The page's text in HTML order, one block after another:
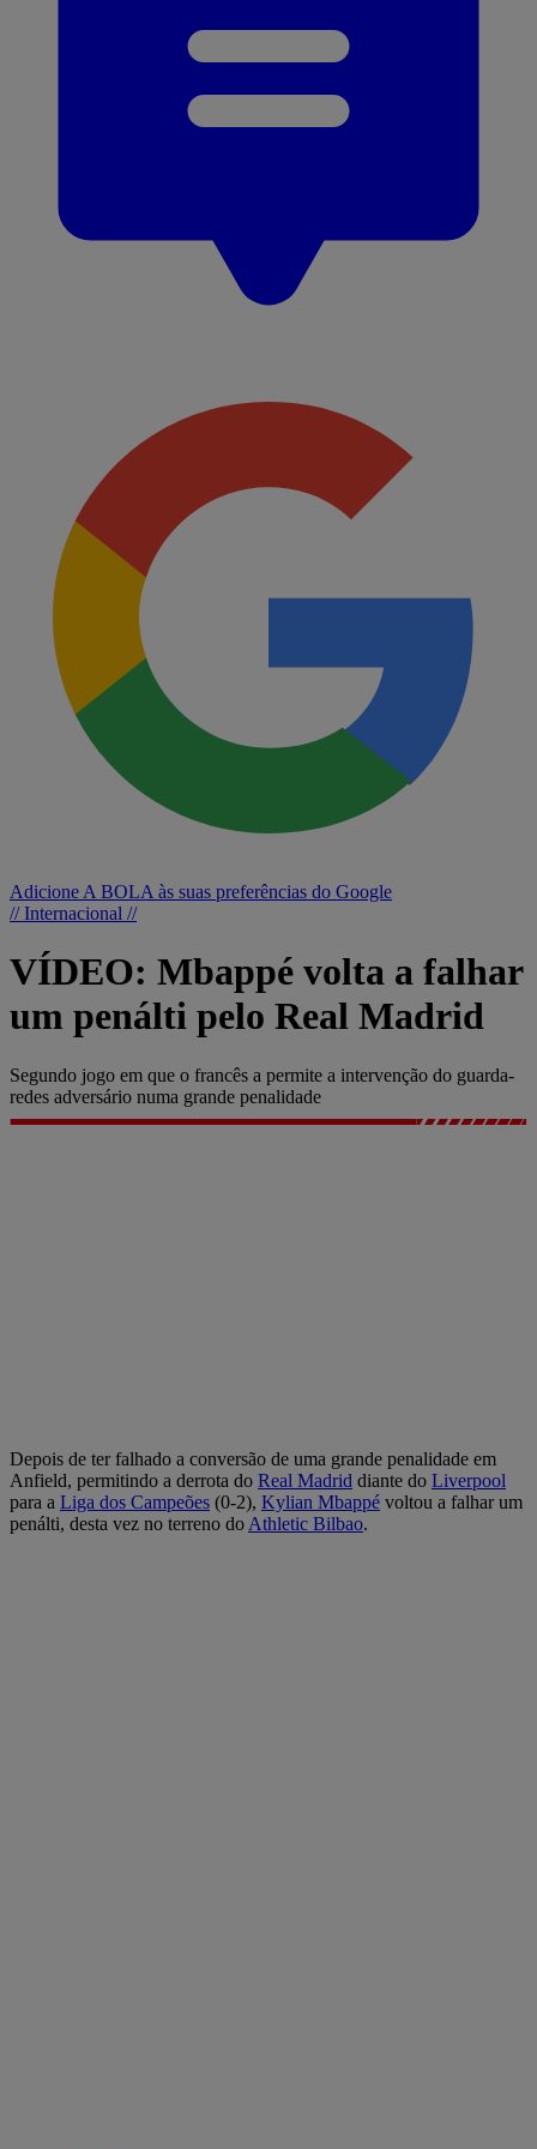
Adicione A BOLA às suas preferências do Google
// Internacional //
VÍDEO: Mbappé volta a falhar
um penálti pelo Real Madrid
Segundo jogo em que o francês a permite a intervenção do guarda-
redes adversário numa grande penalidade
Depois de ter falhado a conversão de uma grande penalidade em
Anfield, permitindo a derrota do Real Madrid diante do Liverpool
para a Liga dos Campeões (0-2), Kylian Mbappé voltou a falhar um
penálti, desta vez no terreno do Athletic Bilbao.